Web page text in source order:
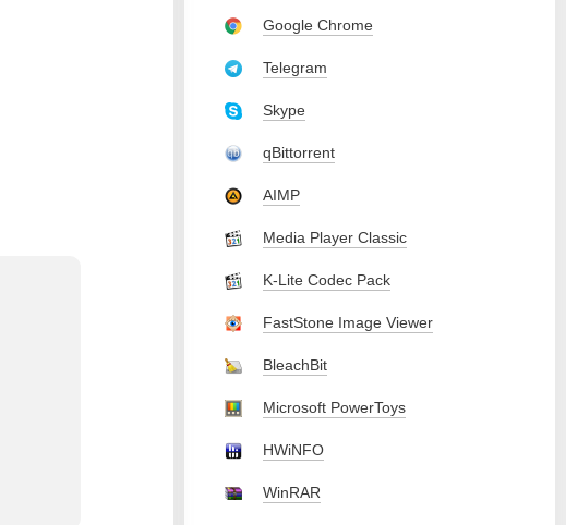
Google Chrome
Telegram
Skype
qBittorrent
AIMP
Media Player Classic
K-Lite Codec Pack
FastStone Image Viewer
BleachBit
Microsoft PowerToys
HWiNFO
WinRAR